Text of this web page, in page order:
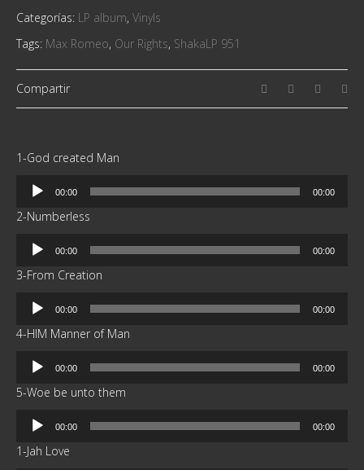
Categorías: LP album, Vinyls
Tags: Max Romeo, Our Rights, ShakaLP 951
Compartir
1-God created Man
Reproductor
audio
00:00 00:00
2-Numberless
Reproductor
audio
00:00 00:00
3-From Creation
Reproductor
audio
00:00 00:00
4-HIM Manner of Man
Reproductor
audio
00:00 00:00
5-Woe be unto them
Reproductor
audio
00:00 00:00
1-Jah Love